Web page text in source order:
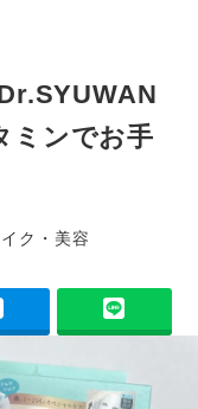
ミンでお手
リー
イク・美容